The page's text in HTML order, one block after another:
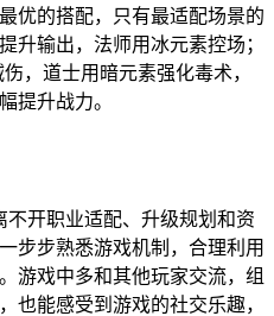
优的搭配，只有最适配场景的
升输出，法师用冰元素控场；
，道士用暗元素强化毒术，
提升战力。
不开职业适配、升级规划和资
步步熟悉游戏机制，合理利用
游戏中多和其他玩家交流，组
也能感受到游戏的社交乐趣，